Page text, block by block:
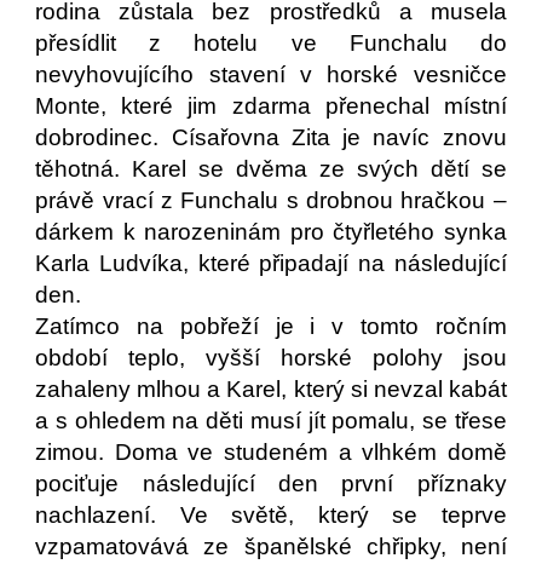
rodina zůstala bez prostředků a musela
přesídlit z hotelu ve Funchalu do
nevyhovujícího stavení v horské vesničce
Monte, které jim zdarma přenechal místní
dobrodinec. Císařovna Zita je navíc znovu
těhotná. Karel se dvěma ze svých dětí se
právě vrací z Funchalu s drobnou hračkou –
dárkem k narozeninám pro čtyřletého synka
Karla Ludvíka, které připadají na následující
den.
Zatímco na pobřeží je i v tomto ročním
období teplo, vyšší horské polohy jsou
zahaleny mlhou a Karel, který si nevzal kabát
a s ohledem na děti musí jít pomalu, se třese
zimou. Doma ve studeném a vlhkém domě
pociťuje následující den první příznaky
nachlazení. Ve světě, který se teprve
vzpamatovává ze španělské chřipky, není